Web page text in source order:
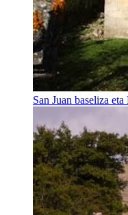
San Juan baseliza